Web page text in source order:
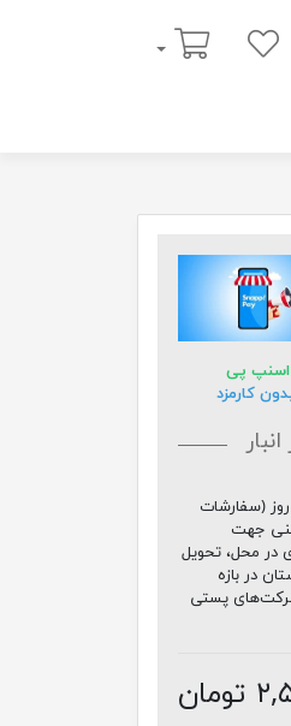
سبد خرید
پی
حداکثر 10 روز (سفارشات
جهت
در محل، تحویل
در بازه
پستی